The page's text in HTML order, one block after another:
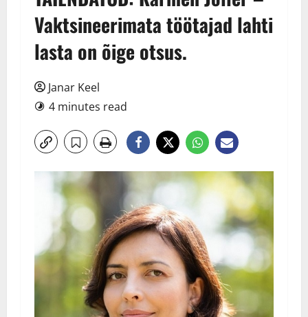
Vaktsineerimata töötajad lahti
lasta on õige otsus.
Janar Keel
4 minutes read